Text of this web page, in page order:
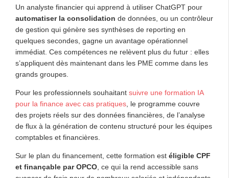
Un analyste financier qui apprend à utiliser ChatGPT pour
automatiser la consolidation de données, ou un contrôleur
de gestion qui génère ses synthèses de reporting en
quelques secondes, gagne un avantage opérationnel
immédiat. Ces compétences ne relèvent plus du futur : elles
s’appliquent dès maintenant dans les PME comme dans les
grands groupes.
Pour les professionnels souhaitant suivre une formation IA
pour la finance avec cas pratiques , le programme couvre
des projets réels sur des données financières, de l’analyse
de flux à la génération de contenu structuré pour les équipes
comptables et financières.
Sur le plan du financement, cette formation est éligible CPF
et finançable par OPCO , ce qui la rend accessible sans